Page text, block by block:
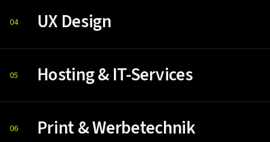
04 UX Design
05 Hosting & IT-Services
06 Print & Werbetechnik